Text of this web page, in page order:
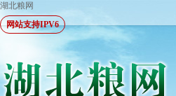
湖北粮网
网站支持IPV6